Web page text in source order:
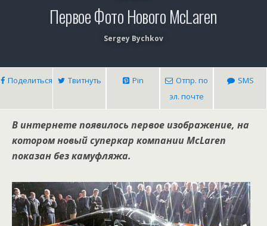
Первое Фото Нового McLaren
Sergey Bychkov
Поделиться Твитнуть Pin
Отпр. по
эл. почте
SMS
В интернете появилось первое изображение, на
котором новый суперкар компании McLaren
показан без камуфляжа.